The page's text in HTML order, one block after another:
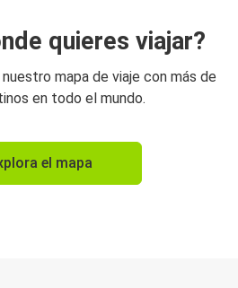
quieres viajar?
mapa de viaje con más de
en todo el mundo.
el mapa